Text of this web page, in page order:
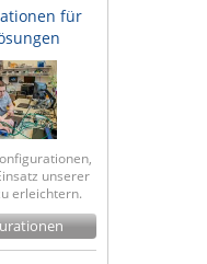
Herstellern
für
unserer
erleichtern.